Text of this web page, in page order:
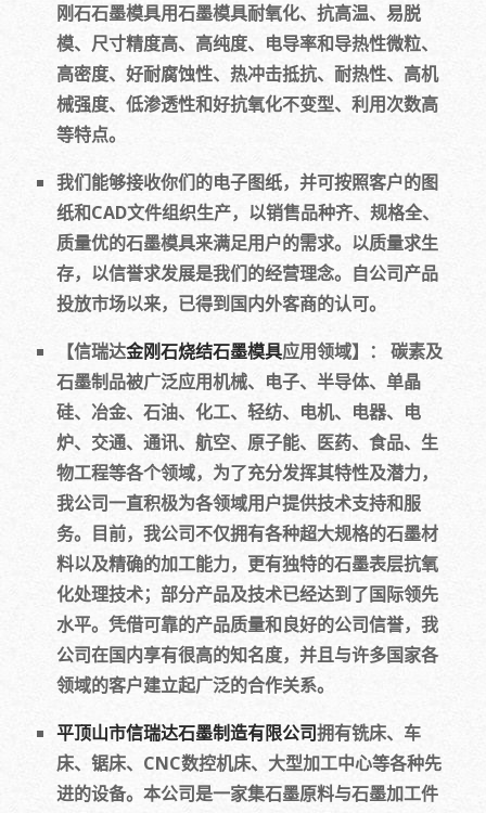
刚石石墨模具用石墨模具耐氧化、抗高温、易脱
模、尺寸精度高、高纯度、电导率和导热性微粒、
高密度、好耐腐蚀性、热冲击抵抗、耐热性、高机
械强度、低渗透性和好抗氧化不变型、利用次数高
等特点。
我们能够接收你们的电子图纸，并可按照客户的图
纸和CAD文件组织生产，以销售品种齐、规格全、
质量优的石墨模具来满足用户的需求。以质量求生
存，以信誉求发展是我们的经营理念。自公司产品
投放市场以来，已得到国内外客商的认可。
【信瑞达金刚石烧结石墨模具应用领域】： 碳素及
石墨制品被广泛应用机械、电子、半导体、单晶
硅、冶金、石油、化工、轻纺、电机、电器、电
炉、交通、通讯、航空、原子能、医药、食品、生
物工程等各个领域，为了充分发挥其特性及潜力，
我公司一直积极为各领域用户提供技术支持和服
务。目前，我公司不仅拥有各种超大规格的石墨材
料以及精确的加工能力，更有独特的石墨表层抗氧
化处理技术；部分产品及技术已经达到了国际领先
水平。凭借可靠的产品质量和良好的公司信誉，我
公司在国内享有很高的知名度，并且与许多国家各
领域的客户建立起广泛的合作关系。
平顶山市信瑞达石墨制造有限公司拥有铣床、车
床、锯床、CNC数控机床、大型加工中心等各种先
进的设备。本公司是一家集石墨原料与石墨加工件